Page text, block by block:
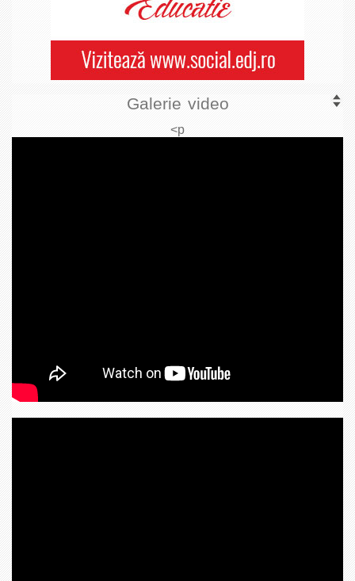
Galerie video
<p